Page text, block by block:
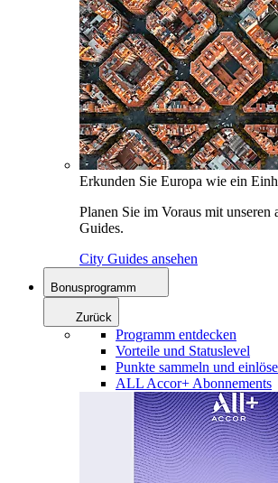
Erkunden Sie Europa wie ein
Planen Sie im Voraus mit unseren
Guides.
City Guides ansehen
Bonusprogramm
Zurück
Programm entdecken
Vorteile und Statuslevel
Punkte sammeln und
ALL Accor+ Abonnements